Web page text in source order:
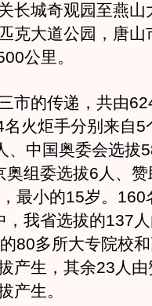
长城奇观园至燕山
克大道公园，唐山
公里。
的传递，共由
火炬手分别来自5
、中国奥委会选拔
奥组委选拔6人、
最小的15岁。160
我省选拔的137
80多所大专院校
产生，其余23人
产生。